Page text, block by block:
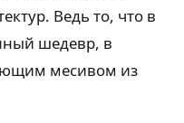
Ведь то, что в
шедевр, в
месивом из